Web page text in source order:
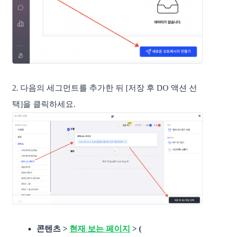
2. 다음의 세그먼트를 추가한 뒤 [저장 후 DO 액션 선
택]을 클릭하세요.
콘텐츠 > 현재 보는 페이지 > (